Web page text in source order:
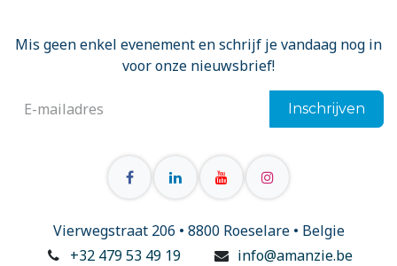
Mis geen enkel evenement en schrijf je vandaag nog in
voor onze nieuwsbrief!
Inschrijven
Vierwegstraat 206 • 8800 Roeselare • Belgie
+32 479 53 49 19
info@amanzie.be